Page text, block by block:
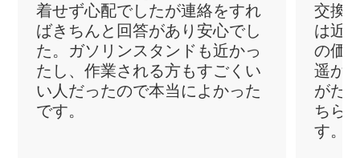
着せず心配でしたが連絡をすれ
ばきちんと回答があり安心でし
た。ガソリンスタンドも近かっ
たし、作業される方もすごくい
い人だったので本当によかった
です。
交換
は近
の価
遥か
がた
ちら
す。